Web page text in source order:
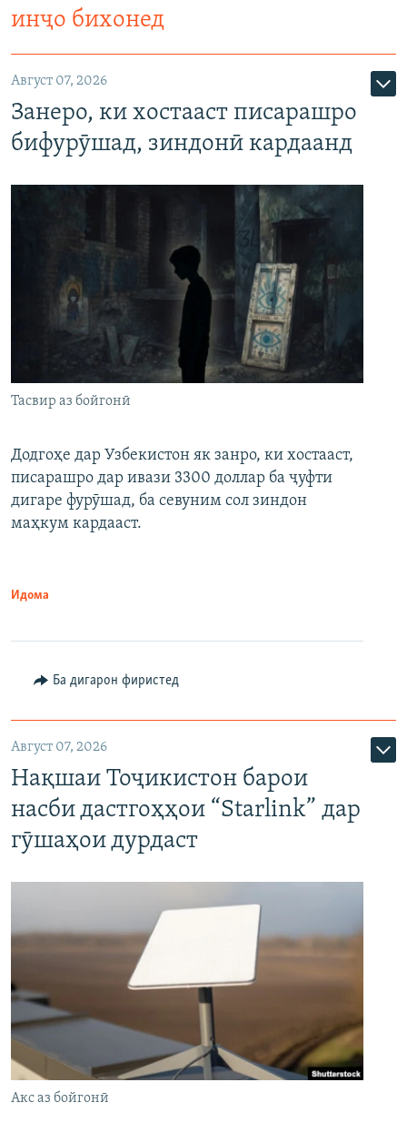
инҷо бихонед
Август 07, 2026
Занеро, ки хостааст писарашро
бифурӯшад, зиндонӣ кардаанд
Тасвир аз бойгонӣ
Додгоҳе дар Узбекистон як занро, ки хостааст,
писарашро дар ивази 3300 доллар ба ҷуфти
дигаре фурӯшад, ба севуним сол зиндон
маҳкум кардааст.
Идома
Ба дигарон фиристед
Август 07, 2026
Нақшаи Тоҷикистон барои
насби дастгоҳҳои “Starlink” дар
гӯшаҳои дурдаст
Акс аз бойгонӣ